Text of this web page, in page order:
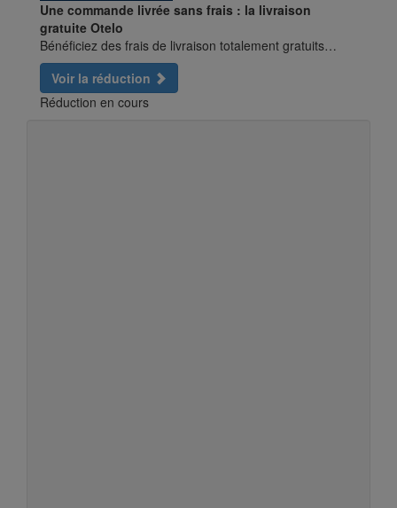
Une commande livrée sans frais : la livraison
gratuite Otelo
Bénéficiez des frais de livraison totalement gratuits…
Voir la réduction
Réduction en cours